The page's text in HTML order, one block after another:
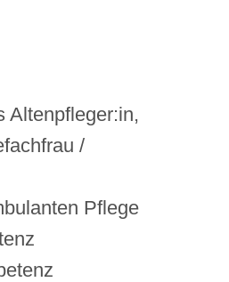
Altenpfleger:in,
/
Pflege